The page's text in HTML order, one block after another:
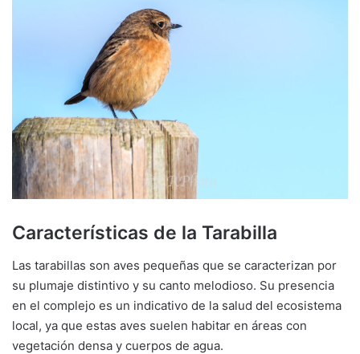
Características de la Tarabilla
Las tarabillas son aves pequeñas que se caracterizan por
su plumaje distintivo y su canto melodioso. Su presencia
en el complejo es un indicativo de la salud del ecosistema
local, ya que estas aves suelen habitar en áreas con
vegetación densa y cuerpos de agua.